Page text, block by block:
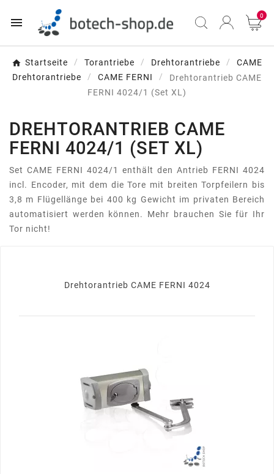
 0
Startseite Torantriebe Drehtorantriebe
CAME
Drehtorantriebe
CAME FERNI
Drehtorantrieb CAME
FERNI 4024/1 (Set XL)
DREHTORANTRIEB CAME
FERNI 4024/1 (SET XL)
Set CAME FERNI 4024/1 enthält den Antrieb FERNI 4024
incl. Encoder, mit dem die Tore mit breiten Torpfeilern bis
3,8 m Flügellänge bei 400 kg Gewicht im privaten Bereich
automatisiert werden können. Mehr brauchen Sie für Ihr
Tor nicht!
Drehtorantrieb CAME FERNI 4024